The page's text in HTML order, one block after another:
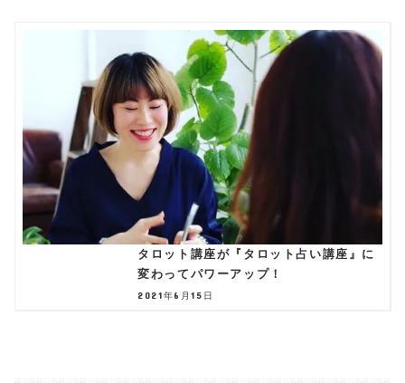
タロット講座が『タロット占い講座』に
変わってパワーアップ！
2021年6月15日